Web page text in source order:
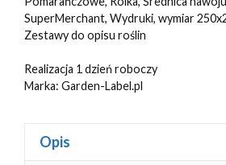
SuperMerchant, Wydruki, wymiar
Zestawy do opisu roślin
Realizacja 1 dzień roboczy
Marka: Garden-Label.pl
Opis